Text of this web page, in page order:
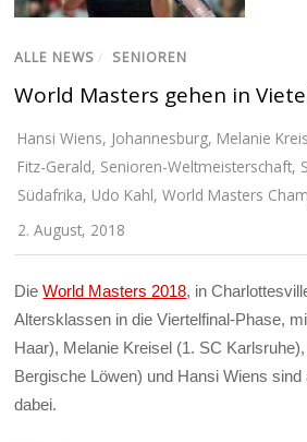
ALLE NEWS / SENIOREN
World Masters gehen in
Hansi Wiens, Johannesburg, Melanie
Fitz-Gerald, Senioren-Weltmeisterschaft,
Südafrika, Udo Kahl,World Masters
2. August, 2018
DieWorld Masters 2018, in
Altersklassen in die Viertelfinal-Phase,
Haar), Melanie Kreisel (1. SC
Bergische Löwen) und Hansi Wiens
dabei.